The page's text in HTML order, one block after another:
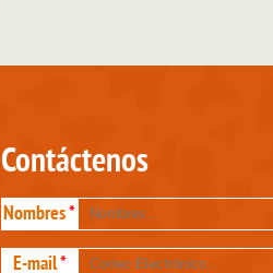
Contáctenos
Nombres*
E-mail*